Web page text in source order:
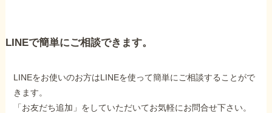
LINEで簡単にご相談できます。
LINEをお使いのお方はLINEを使って簡単にご相談することがで
きます。
「お友だち追加」をしていただいてお気軽にお問合せ下さい。